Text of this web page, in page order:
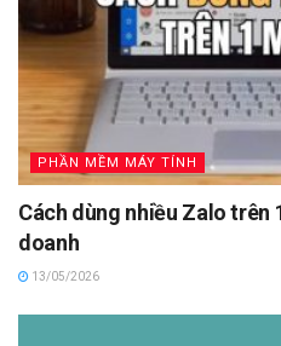
PHẦN MỀM MÁY TÍNH
Cách dùng nhiều Zalo trên
doanh
13/05/2026